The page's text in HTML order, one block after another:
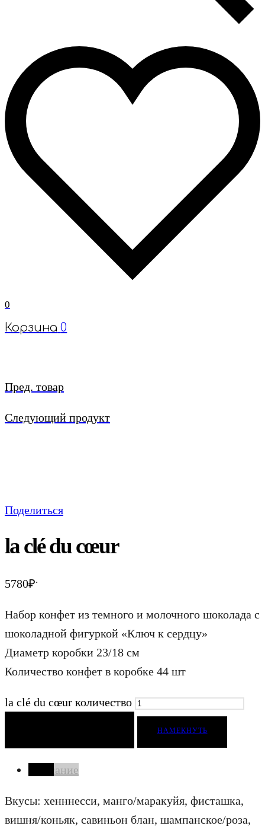
0
Корзина 0
Пред. товар
Следующий продукт
Поделиться
la clé du cœur
5780₽.
Набор конфет из темного и молочного шоколада с
шоколадной фигуркой «Ключ к сердцу»
Диаметр коробки 23/18 см
Количество конфет в коробке 44 шт
la clé du cœur количество
НАМЕКНУТЬ
Описание
Вкусы: хенннесси, манго/маракуйя, фисташка,
вишня/коньяк, савиньон блан, шампанское/роза,